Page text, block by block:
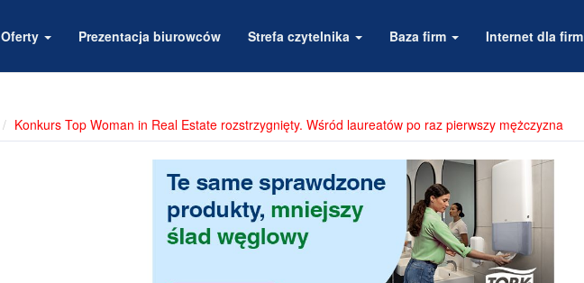
Oferty Prezentacja biurowców Strefa czytelnika Baza firm Internet dla firm
Konkurs Top Woman in Real Estate rozstrzygnięty. Wśród laureatów po raz pierwszy mężczyzna